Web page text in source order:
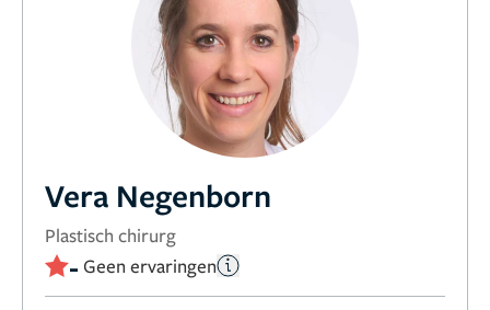
Vera Negenborn
Plastisch chirurg
- Geen ervaringen